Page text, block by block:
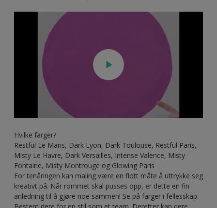
Hvilke farger?
Restful Le Mans, Dark Lyon, Dark Toulouse, Restful Paris,
Misty Le Havre, Dark Versailles, Intense Valence, Misty
Fontaine, Misty Montrouge og Glowing Paris
For tenåringen kan maling være en flott måte å uttrykke seg
kreativt på. Når rommet skal pusses opp, er dette en fin
anledning til å gjøre noe sammen! Se på farger i fellesskap.